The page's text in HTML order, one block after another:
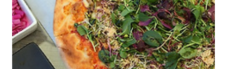
더군요. 와인들고 한번 허세 부려 봤습니다. 정말 육질의 씹는 맛이 났던
한우 스테이크!! 그리고 사과까지 구워져 달콤하게 나왔습니다. 와인까
지 곁들여 먹으니 정말 좋..